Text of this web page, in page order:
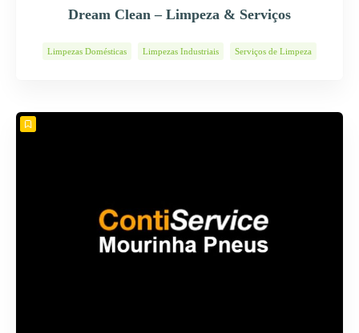
Dream Clean – Limpeza & Serviços
Limpezas Domésticas Limpezas Industriais Serviços de Limpeza